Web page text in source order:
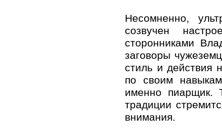
Несомненно,
созвучен
сторонниками
заговоры
стиль и действия
по своим
именно пиарщик.
традиции
внимания.